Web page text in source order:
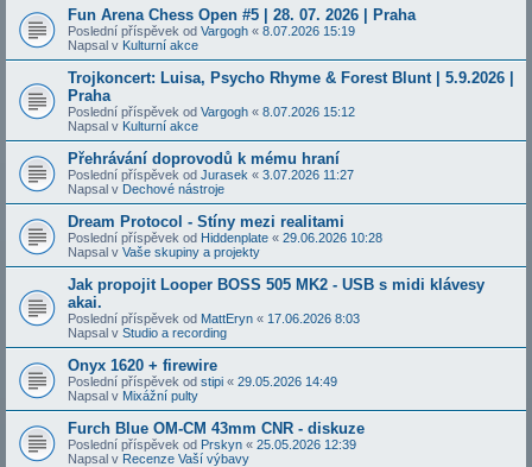
Fun Arena Chess Open #5 | 28. 07. 2026 | Praha
Poslední příspěvek od Vargogh « 8.07.2026 15:19
Napsal v Kulturní akce
Trojkoncert: Luisa, Psycho Rhyme & Forest Blunt | 5.9.2026 |
Praha
Poslední příspěvek od Vargogh « 8.07.2026 15:12
Napsal v Kulturní akce
Přehrávání doprovodů k mému hraní
Poslední příspěvek od Jurasek « 3.07.2026 11:27
Napsal v Dechové nástroje
Dream Protocol - Stíny mezi realitami
Poslední příspěvek od Hiddenplate « 29.06.2026 10:28
Napsal v Vaše skupiny a projekty
Jak propojit Looper BOSS 505 MK2 - USB s midi klávesy
akai.
Poslední příspěvek od MattEryn « 17.06.2026 8:03
Napsal v Studio a recording
Onyx 1620 + firewire
Poslední příspěvek od stipi « 29.05.2026 14:49
Napsal v Mixážní pulty
Furch Blue OM-CM 43mm CNR - diskuze
Poslední příspěvek od Prskyn « 25.05.2026 12:39
Napsal v Recenze Vaší výbavy